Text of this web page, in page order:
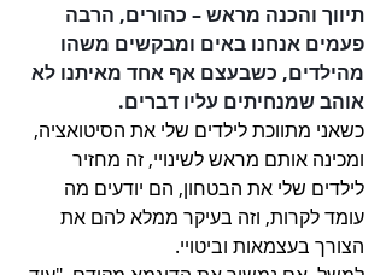
תיווך והכנה מראש – כהורים, הרבה
פעמים אנחנו באים ומבקשים משהו
מהילדים, כשבעצם אף אחד מאיתנו לא
אוהב שמנחיתים עליו דברים.
כשאני מתווכת לילדים שלי את הסיטואציה,
ומכינה אותם מראש לשינויי, זה מחזיר
לילדים שלי את הבטחון, הם יודעים מה
עומד לקרות, וזה בעיקר ממלא להם את
הצורך בעצמאות וביטויי.